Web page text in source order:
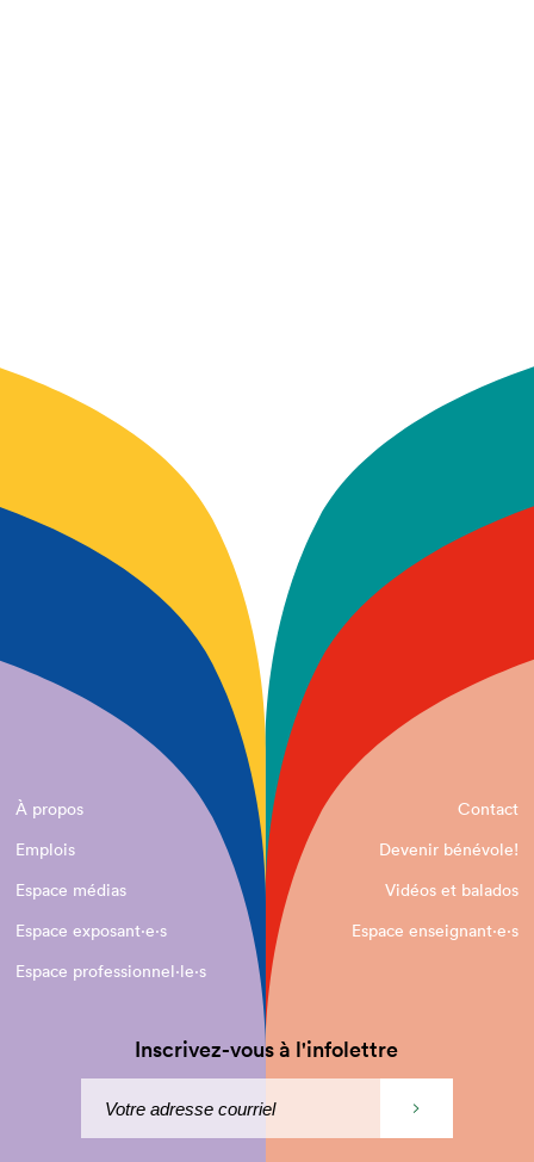
À propos
Contact
Emplois
Devenir bénévole!
Espace médias
Vidéos et balados
Espace exposant·e⋅s
Espace enseignant·e⋅s
Espace professionnel·le⋅s
Inscrivez-vous à l'infolettre